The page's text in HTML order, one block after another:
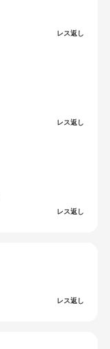
レス返し
レス返し
レス返し
レス返し